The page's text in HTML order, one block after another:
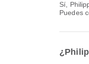
Sí, Philippine Airlines ofrece franquicia de equipaje para los vuelos Nacional & Internacional de New York a Manila. Los detalles varían según el tipo de billete y el destino.
Puedes